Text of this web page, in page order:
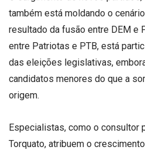
também está moldando o
resultado da fusão entre DEM e
entre Patriotas e PTB, está
das eleições legislativas,
candidatos menores do que a
origem.
Especialistas, como o consultor
Torquato, atribuem o